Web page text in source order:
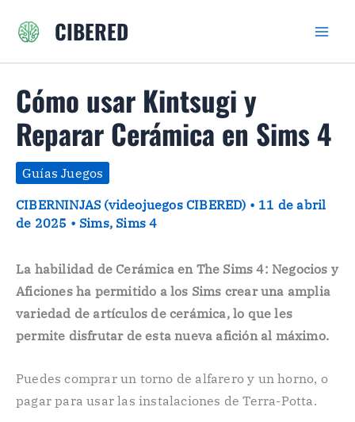
CIBERED
Cómo usar Kintsugi y
Reparar Cerámica en Sims 4
Guías Juegos
CIBERNINJAS (videojuegos CIBERED) • 11 de abril
de 2025 • Sims, Sims 4
La habilidad de Cerámica en The Sims 4: Negocios y
Aficiones ha permitido a los Sims crear una amplia
variedad de artículos de cerámica, lo que les
permite disfrutar de esta nueva afición al máximo.
Puedes comprar un torno de alfarero y un horno, o
pagar para usar las instalaciones de Terra-Potta.